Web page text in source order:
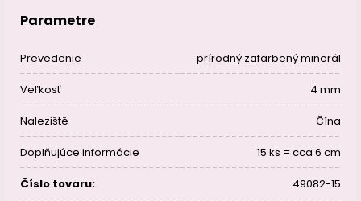
Parametre
Prevedenie prírodný zafarbený minerál
Veľkosť 4 mm
Naleziště Čína
Doplňujúce informácie 15 ks = cca 6 cm
Číslo tovaru: 49082-15